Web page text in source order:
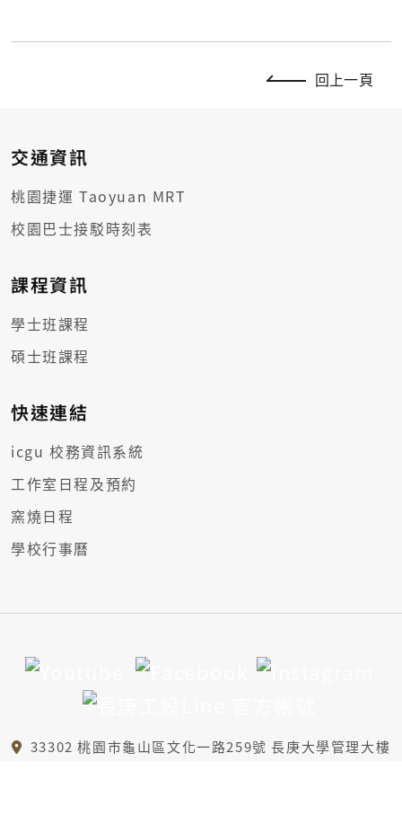
回上一頁
交通資訊
桃園捷運 Taoyuan MRT
校園巴士接駁時刻表
課程資訊
學士班課程
碩士班課程
快速連結
icgu 校務資訊系統
工作室日程及預約
窯燒日程
學校行事曆
33302 桃園市龜山區文化一路259號 長庚大學管理大樓